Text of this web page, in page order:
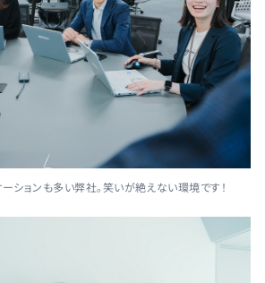
ションも多い弊社。笑いが絶えない環境です！